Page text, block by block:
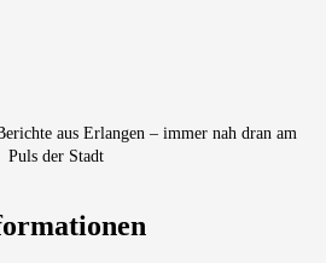
aus Erlangen – immer nah dran am
Puls der Stadt